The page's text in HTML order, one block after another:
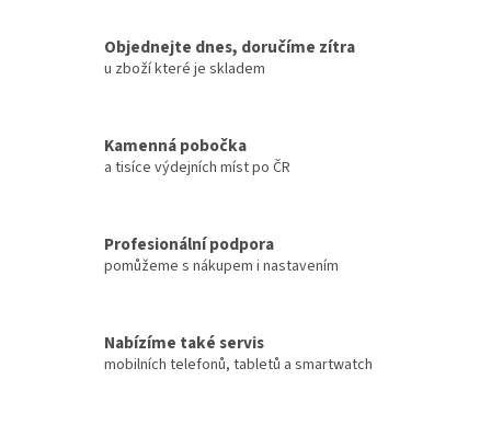
Objednejte dnes, doručíme zítra
u zboží které je skladem
Kamenná pobočka
a tisíce výdejních míst po ČR
Profesionální podpora
pomůžeme s nákupem i nastavením
Nabízíme také servis
mobilních telefonů, tabletů a smartwatch